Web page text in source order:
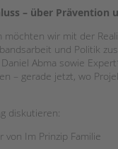
– über Prävention
möchten wir mit der
und Politik
Abma sowie
– gerade jetzt, wo
diskutieren:
von Im Prinzip Familie